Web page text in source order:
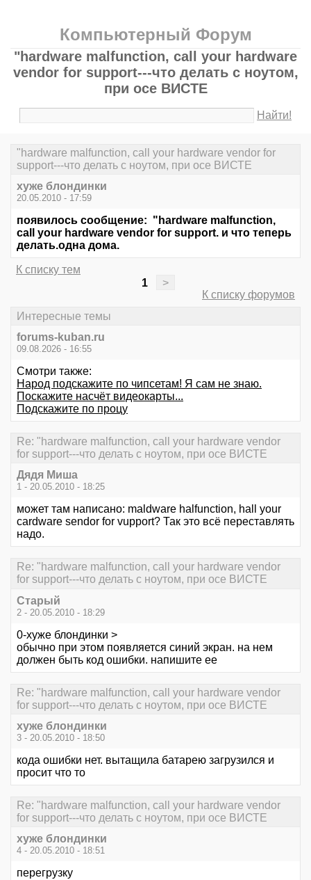
Компьютерный Форум
"hardware malfunction, call your hardware
vendor for support---что делать с ноутом,
при осе ВИСТЕ
Найти!
"hardware malfunction, call your hardware vendor for
support---что делать с ноутом, при осе ВИСТЕ
хуже блондинки
20.05.2010 - 17:59
появилось сообщение: "hardware malfunction,
call your hardware vendor for support. и что теперь
делать.одна дома.
К списку тем
1
>
К списку форумов
Интересные темы
forums-kuban.ru
09.08.2026 - 16:55
Смотри также:
Народ подскажите по чипсетам! Я сам не знаю.
Поскажите насчёт видеокарты...
Подскажите по процу
Re: "hardware malfunction, call your hardware vendor
for support---что делать с ноутом, при осе ВИСТЕ
Дядя Миша
1 - 20.05.2010 - 18:25
может там написано: maldware halfunction, hall your
cardware sendor for vupport? Так это всё переставлять
надо.
Re: "hardware malfunction, call your hardware vendor
for support---что делать с ноутом, при осе ВИСТЕ
Старый
2 - 20.05.2010 - 18:29
0-хуже блондинки >
обычно при этом появляется синий экран. на нем
должен быть код ошибки. напишите ее
Re: "hardware malfunction, call your hardware vendor
for support---что делать с ноутом, при осе ВИСТЕ
хуже блондинки
3 - 20.05.2010 - 18:50
кода ошибки нет. вытащила батарею загрузился и
просит что то
Re: "hardware malfunction, call your hardware vendor
for support---что делать с ноутом, при осе ВИСТЕ
хуже блондинки
4 - 20.05.2010 - 18:51
перегрузку